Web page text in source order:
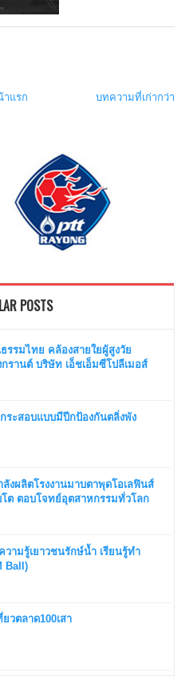
บทความที่เก่ากว่า
าแรก
POSTS
รมไทย คล้องสายใยผู้สูงวัย
กรานต์ บริษัท เอ็ชเอ็มซีโปลีเมอส์
ระสอบแบบมีปีกป้องกันตลิ่งพัง
ลังผลิตโรงงานมาบตาพุดโอเลฟินส์
โต ตอบโจทย์อุตสาหกรรมทั่วโลก
วามรู้เยาวชนรักษ์น้ำ เรียนรู้ทำ
Ball)
วตลาด100เสา